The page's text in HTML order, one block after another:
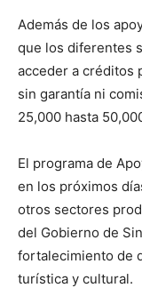
Además de los
que los diferentes
acceder a créditos
sin garantía ni
25,000 hasta
El programa de
en los próximos
otros sectores
del Gobierno de
fortalecimiento de
turística y cultural.